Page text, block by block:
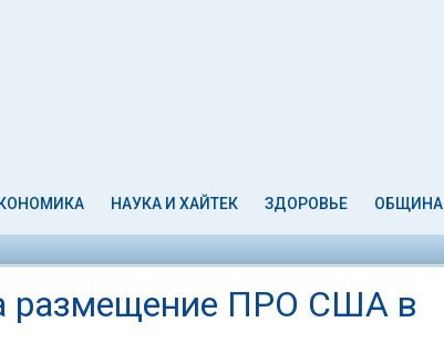
НАУКА И ХАЙТЕК ЗДОРОВЬЕ ОБЩИНА
размещение ПРО США в